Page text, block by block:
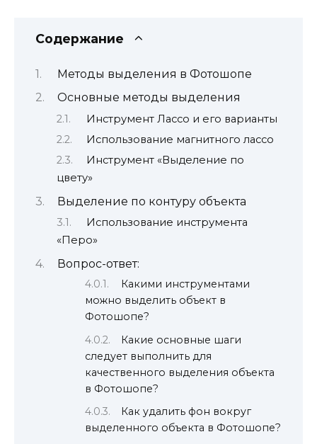
Содержание
Методы выделения в Фотошопе
Основные методы выделения
Инструмент Лассо и его варианты
Использование магнитного лассо
Инструмент «Выделение по
цвету»
Выделение по контуру объекта
Использование инструмента
«Перо»
Вопрос-ответ:
Какими инструментами
можно выделить объект в
Фотошопе?
Какие основные шаги
следует выполнить для
качественного выделения объекта
в Фотошопе?
Как удалить фон вокруг
выделенного объекта в Фотошопе?